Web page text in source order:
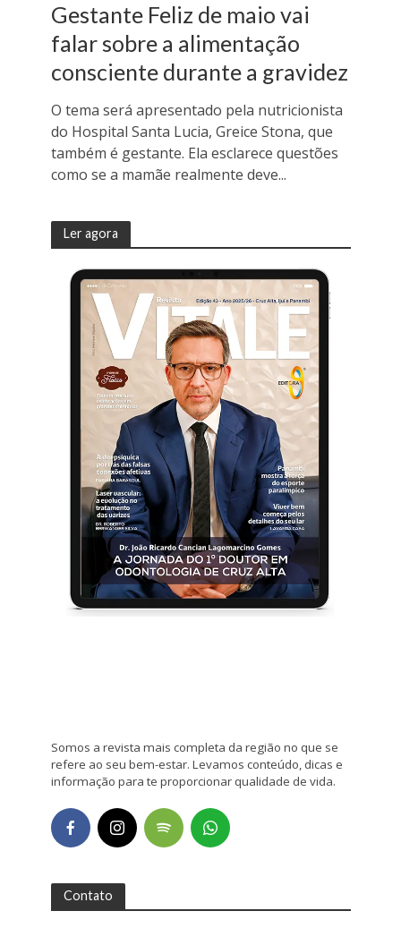
Gestante Feliz de maio vai
falar sobre a alimentação
consciente durante a gravidez
O tema será apresentado pela nutricionista
do Hospital Santa Lucia, Greice Stona, que
também é gestante. Ela esclarece questões
como se a mamãe realmente deve...
Ler agora
Somos a revista mais completa da região no que se
refere ao seu bem-estar. Levamos conteúdo, dicas e
informação para te proporcionar qualidade de vida.
Contato